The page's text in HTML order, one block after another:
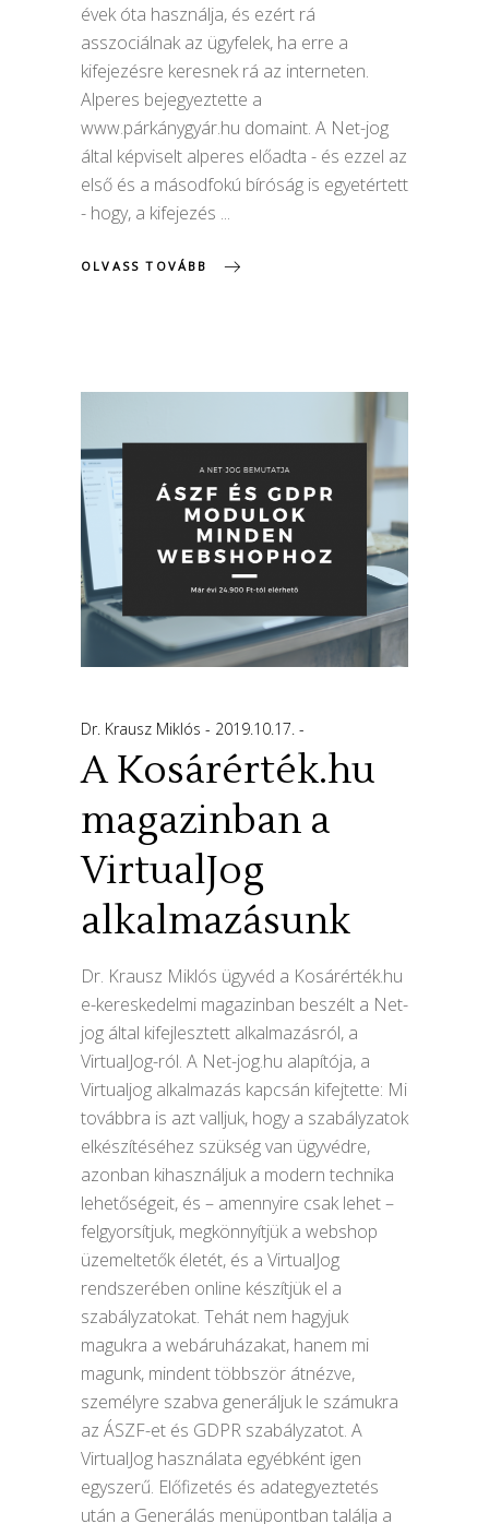
évek óta használja, és ezért rá
asszociálnak az ügyfelek, ha erre a
kifejezésre keresnek rá az interneten.
Alperes bejegyeztette a
www.párkánygyár.hu domaint. A Net-jog
által képviselt alperes előadta - és ezzel az
első és a másodfokú bíróság is egyetértett
- hogy, a kifejezés
OLVASS TOVÁBB
Dr. Krausz Miklós 2019.10.17.
A Kosárérték.hu
magazinban a
VirtualJog
alkalmazásunk
Dr. Krausz Miklós ügyvéd a Kosárérték.hu
e-kereskedelmi magazinban beszélt a Net-
jog által kifejlesztett alkalmazásról, a
VirtualJog-ról. A Net-jog.hu alapítója, a
Virtualjog alkalmazás kapcsán kifejtette: Mi
továbbra is azt valljuk, hogy a szabályzatok
elkészítéséhez szükség van ügyvédre,
azonban kihasználjuk a modern technika
lehetőségeit, és – amennyire csak lehet –
felgyorsítjuk, megkönnyítjük a webshop
üzemeltetők életét, és a VirtualJog
rendszerében online készítjük el a
szabályzatokat. Tehát nem hagyjuk
magukra a webáruházakat, hanem mi
magunk, mindent többször átnézve,
személyre szabva generáljuk le számukra
az ÁSZF-et és GDPR szabályzatot. A
VirtualJog használata egyébként igen
egyszerű. Előfizetés és adategyeztetés
után a Generálás menüpontban találja a